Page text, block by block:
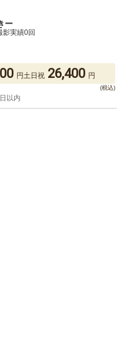
ー
影実績0回
円土日祝 26,400 円
以内